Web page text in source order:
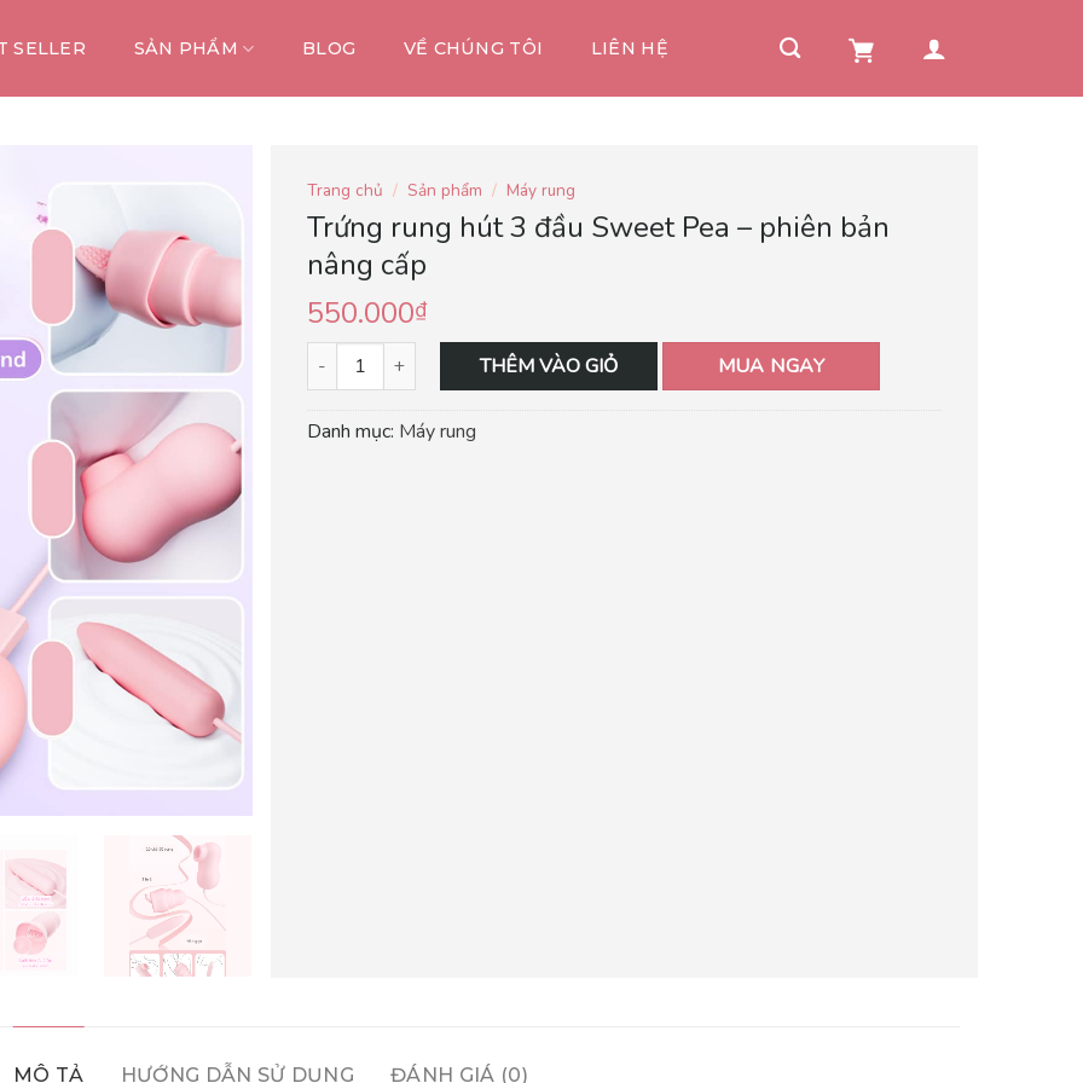
SELLER SẢN PHẨM BLOG VỀ CHÚNG TÔI LIÊN HỆ
Trang chủ / Sản phẩm / Máy rung
Trứng rung hút 3 đầu Sweet Pea – phiên bản
nâng cấp
550.000₫
THÊM VÀO GIỎ MUA NGAY
Danh mục: Máy rung
MÔ TẢ HƯỚNG DẪN SỬ DỤNG ĐÁNH GIÁ (0)